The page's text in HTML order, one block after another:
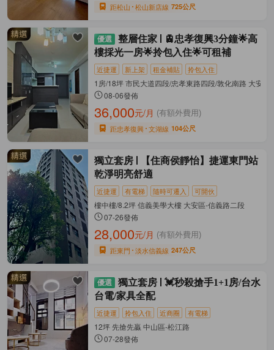
距松山 松山新店線 725公尺
整層住家
🚊忠孝復興3分鐘🌟高
樓採光一房🌟拎包入住🌟可租補
近捷運 新上架 租金補貼 拎包入住
1房/18坪 市民大道四段/忠孝東路四段/敦化南路 大安區
08-06發佈
36,000元/月 (有額外費用)
距忠孝復興 文湖線 104公尺
獨立套房
【住商侯靜怡】捷運東門站
乾淨明亮舒適
近捷運 有電梯 隨時可遷入 可開伙
樓中樓/8.2坪 信義美學大樓 大安區-信義路二段
07-26發佈
28,000元/月 (有額外費用)
距東門 淡水信義線 247公尺
獨立套房
💓秒殺搶手1+1房/台水
台電/家具全配
近捷運 拎包入住 近商圈 有電梯
12坪 先搶先贏 中山區-松江路
07-28發佈